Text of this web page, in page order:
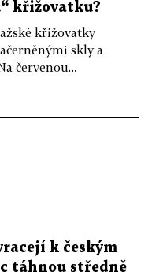
křižovatku?
křižovatky
skly a
červenou...
k českým
táhnou středně